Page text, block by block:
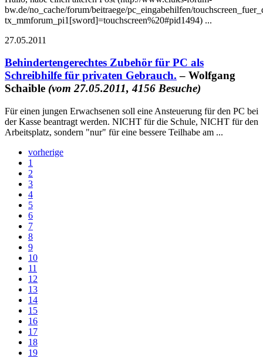
bw.de/no_cache/forum/beitraege/pc_eingabehilfen/
tx_mmforum_pi1[sword]=touchscreen%20#pid1494) ...
27.05.2011
Behindertengerechtes Zubehör für PC als
Schreibhilfe für privaten Gebrauch. – Wolfgang
Schaible (vom 27.05.2011, 4156 Besuche)
Für einen jungen Erwachsenen soll eine Ansteuerung für den PC bei
der Kasse beantragt werden. NICHT für die Schule, NICHT für den
Arbeitsplatz, sondern "nur" für eine bessere Teilhabe am ...
vorherige
1
2
3
4
5
6
7
8
9
10
11
12
13
14
15
16
17
18
19